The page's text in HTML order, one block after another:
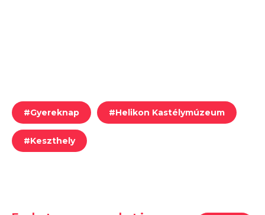
#Gyereknap #Helikon Kastélymúzeum
#Keszthely